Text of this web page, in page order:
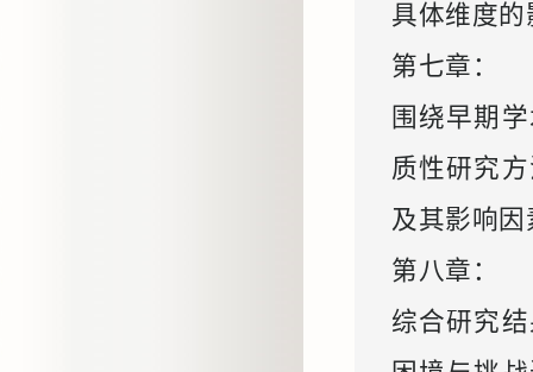
具体维度
第七章：
围绕早期
质性研究
及其影响因
第八章：
综合研究